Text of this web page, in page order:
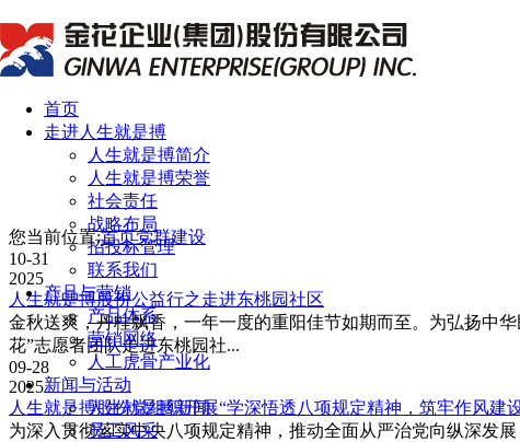
首页
走进人生就是搏
人生就是搏简介
人生就是搏荣誉
社会责任
战略布局
招投标管理
联系我们
产品与营销
产品体系
营销网络
人工虎骨产业化
新闻与活动
人生就是搏新闻
员工风采
您当前位置:首页党群建设
10-31
2025
人生就是搏股份公益行之走进东桃园社区
金秋送爽，丹桂飘香，一年一度的重阳佳节如期而至。为弘扬中
花”志愿者团队走进东桃园社...
09-28
2025
人生就是搏股份党组织开展“学深悟透八项规定精神，筑牢作风建
为深入贯彻落实中央八项规定精神，推动全面从严治党向纵深发